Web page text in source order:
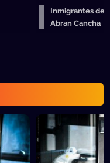
Inmigrantes de
Abran Cancha